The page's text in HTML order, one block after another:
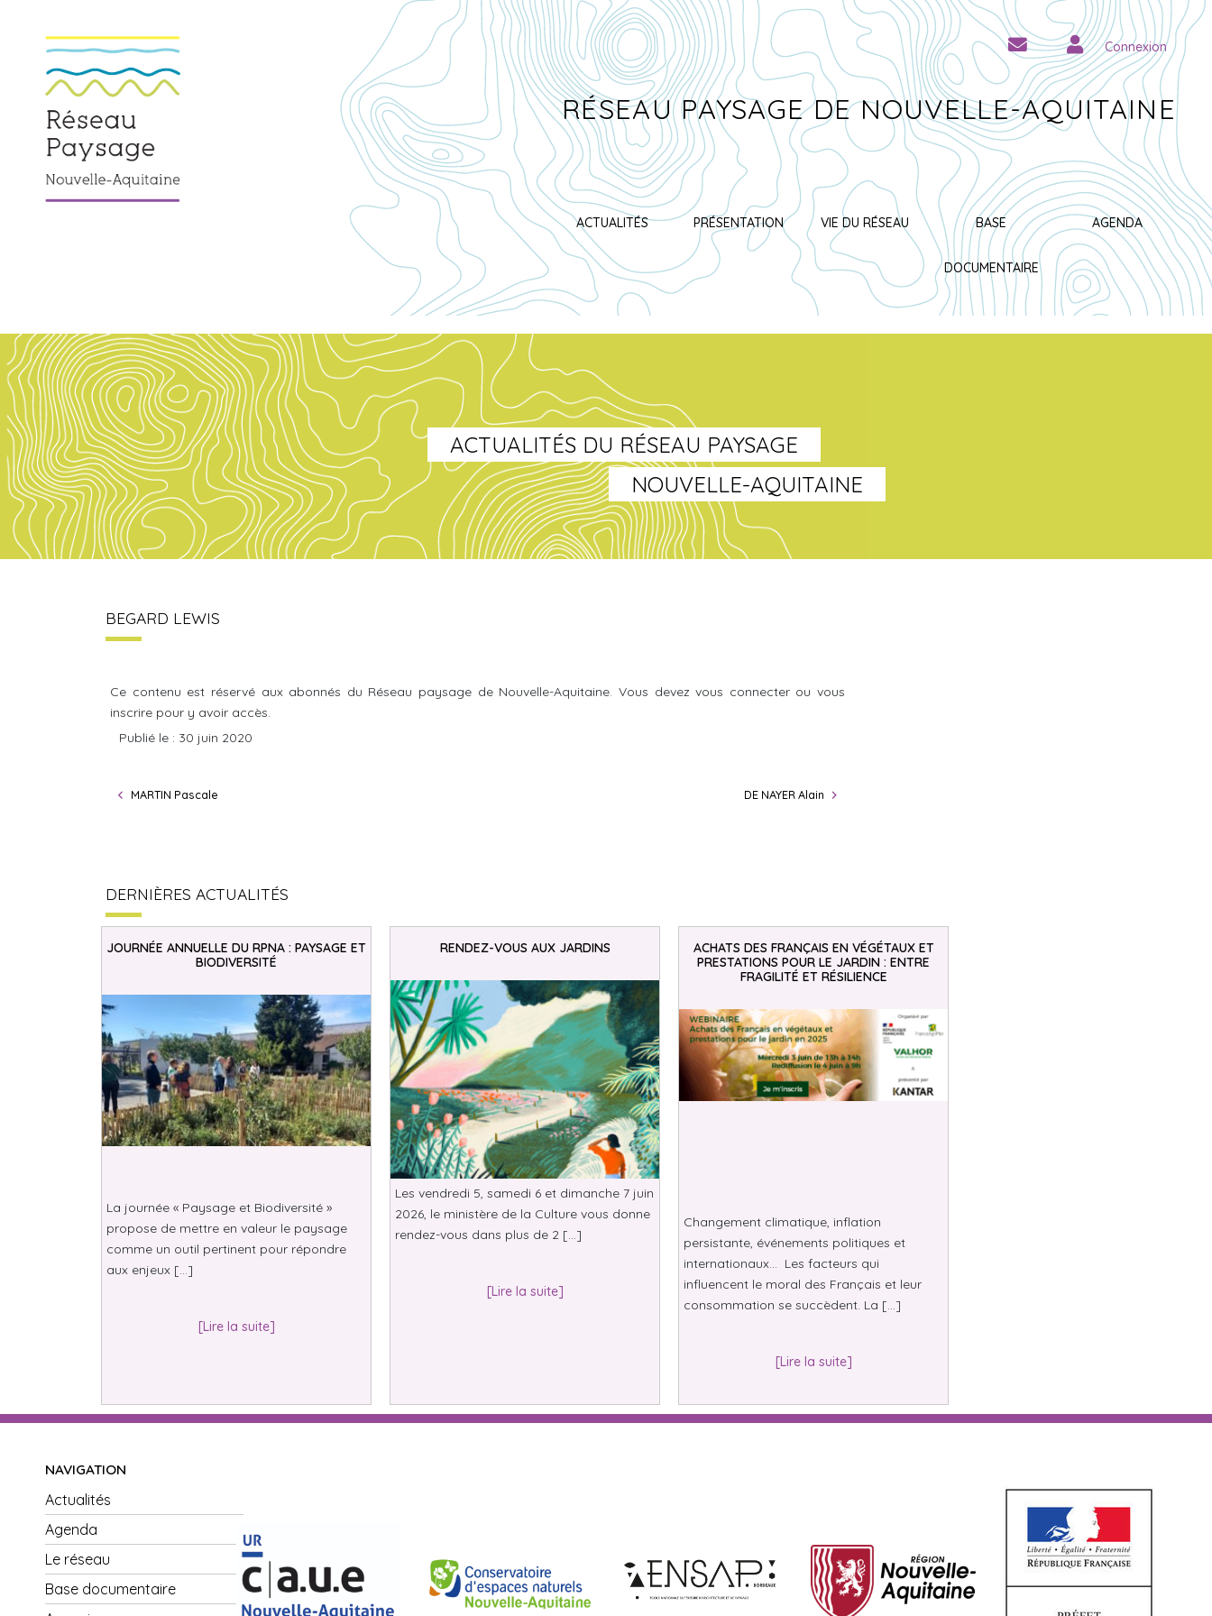
Connexion
RÉSEAU PAYSAGE DE NOUVELLE-AQUITAINE
ACTUALITÉS PRÉSENTATION VIE DU RÉSEAU BASE
DOCUMENTAIRE
AGENDA
ACTUALITÉS DU RÉSEAU PAYSAGE
NOUVELLE-AQUITAINE
BEGARD LEWIS
Ce contenu est réservé aux abonnés du Réseau paysage de Nouvelle-Aquitaine. Vous devez vous connecter ou vous
inscrire pour y avoir accès.
Publié le : 30 juin 2020
MARTIN Pascale DE NAYER Alain
DERNIÈRES ACTUALITÉS
JOURNÉE ANNUELLE DU RPNA : PAYSAGE ET
BIODIVERSITÉ
La journée « Paysage et Biodiversité »
propose de mettre en valeur le paysage
comme un outil pertinent pour répondre
aux enjeux […]
[Lire la suite]
RENDEZ-VOUS AUX JARDINS
Les vendredi 5, samedi 6 et dimanche 7 juin
2026, le ministère de la Culture vous donne
rendez-vous dans plus de 2 […]
[Lire la suite]
ACHATS DES FRANÇAIS EN VÉGÉTAUX ET
PRESTATIONS POUR LE JARDIN : ENTRE
FRAGILITÉ ET RÉSILIENCE
Changement climatique, inflation
persistante, événements politiques et
internationaux… Les facteurs qui
influencent le moral des Français et leur
consommation se succèdent. La […]
[Lire la suite]
NAVIGATION
Actualités
Agenda
Le réseau
Base documentaire